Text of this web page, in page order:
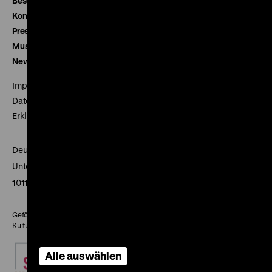
Kontakt
Presse
Museumsverein
Newsletter
Impressum
Datenschutz
Erklärung digitale Barrierefreiheit
Deutsches Historisches Museum
Unter den Linden 2
10117 Berlin
Gefördert mit Mitteln des Beauftragten der Bundesregierung für
Kultur und Medien
Alle auswählen